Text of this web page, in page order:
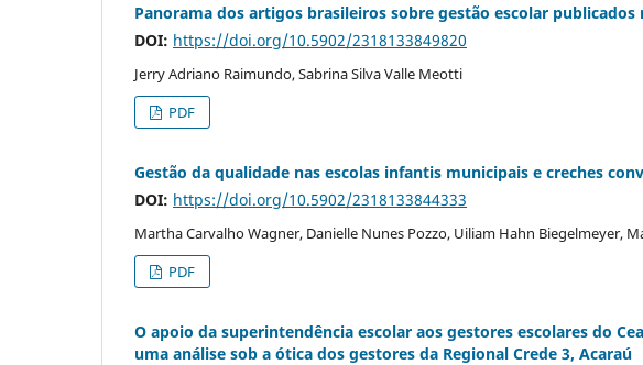
Panorama dos artigos brasileiros sobre gestão escolar
DOI: https://doi.org/10.5902/2318133849820
Jerry Adriano Raimundo, Sabrina Silva Valle Meotti
PDF
Gestão da qualidade nas escolas infantis municipais e creches
DOI: https://doi.org/10.5902/2318133844333
Martha Carvalho Wagner, Danielle Nunes Pozzo, Uiliam Hahn Biegelmeyer,
PDF
O apoio da superintendência escolar aos gestores escolares do
uma análise sob a ótica dos gestores da Regional Crede 3, Acaraú